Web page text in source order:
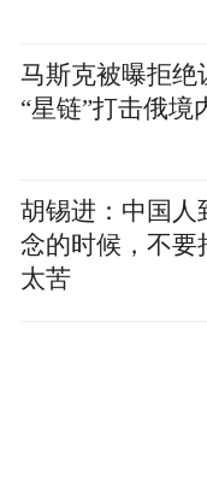
马斯克被曝拒绝
“星链”打击俄境
胡锡进：中国人
念的时候，不要
太苦